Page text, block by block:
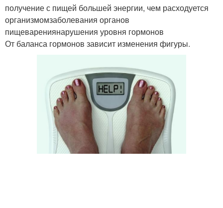
получение с пищей большей энергии, чем расходуется
организмомзаболевания органов
пищеварениянарушения уровня гормонов
От баланса гормонов зависит изменения фигуры.